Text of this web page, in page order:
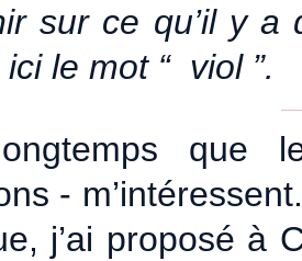
sur ce qu’il y
le mot “ viol ”.
que
-
j’ai proposé à